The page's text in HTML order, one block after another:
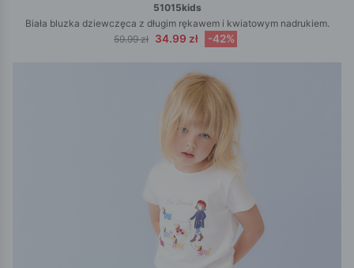
51015kids
Biała bluzka dziewczęca z długim rękawem i kwiatowym nadrukiem.
59.99 zł 34.99 zł -42%